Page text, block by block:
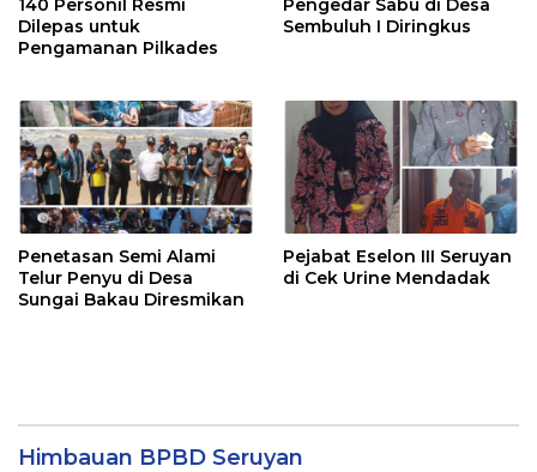
140 Personil Resmi
Dilepas untuk
Pengamanan Pilkades
Pengedar Sabu di Desa
Sembuluh I Diringkus
Penetasan Semi Alami
Telur Penyu di Desa
Sungai Bakau Diresmikan
Pejabat Eselon III Seruyan
di Cek Urine Mendadak
Himbauan BPBD Seruyan